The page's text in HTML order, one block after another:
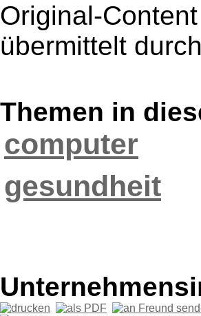
Original-
übermittelt
Themen in
computer
gesundheit